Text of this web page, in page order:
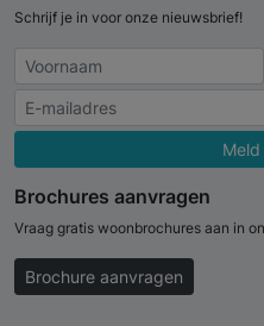
Schrijf je in voor onze nieuwsbrief!
Meld
Brochures aanvragen
Vraag gratis woonbrochures aan in
Brochure aanvragen